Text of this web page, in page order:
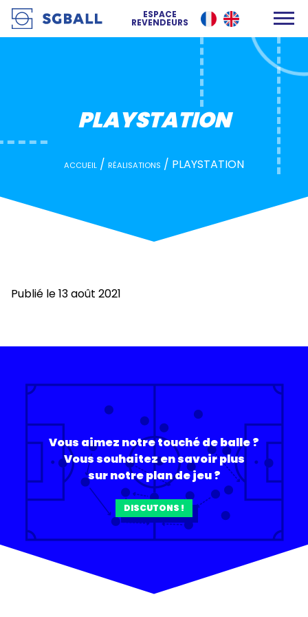
ESPACE
REVENDEURS
PLAYSTATION
PLAYSTATION
ACCUEIL / RÉALISATIONS / PLAYSTATION
Publié le 13 août 2021
Vous aimez notre touché de balle ?
Vous souhaitez en savoir plus
sur notre plan de jeu ?
DISCUTONS !